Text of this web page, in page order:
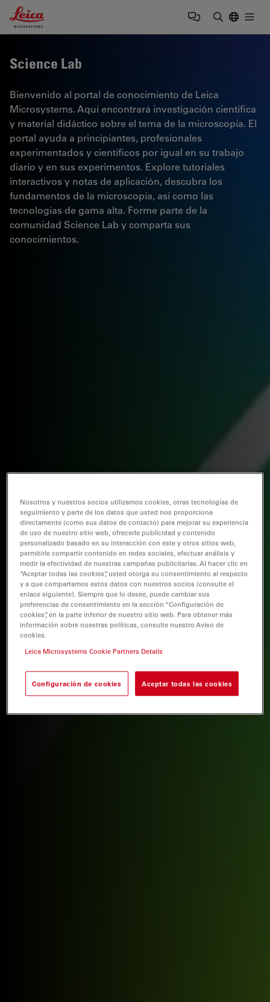
Leica Microsystems Logo
Science Lab
Bienvenido al portal de conocimiento de Leica
Microsystems. Aquí encontrará investigación científica
y material didáctico sobre el tema de la microscopía. El
portal ayuda a principiantes, profesionales
experimentados y científicos por igual en su trabajo
diario y en sus experimentos. Explore tutoriales
interactivos y notas de aplicación, descubra los
fundamentos de la microscopía, así como las
tecnologías de gama alta. Forme parte de la
comunidad Science Lab y comparta sus
conocimientos.
Nosotros y nuestros socios utilizamos cookies, otras tecnologías de
seguimiento y parte de los datos que usted nos proporciona
directamente (como sus datos de contacto) para mejorar su experiencia
de uso de nuestro sitio web, ofrecerle publicidad y contenido
personalizado basado en su interacción con este y otros sitios web,
permitirle compartir contenido en redes sociales, efectuar análisis y
medir la efectividad de nuestras campañas publicitarias. Al hacer clic en
“Aceptar todas las cookies”, usted otorga su consentimiento al respecto
y a que compartamos estos datos con nuestros socios (consulte el
enlace siguiente). Siempre que lo desee, puede cambiar sus
preferencias de consentimiento en la sección “Configuración de
cookies”, en la parte inferior de nuestro sitio web. Para obtener más
información sobre nuestras políticas, consulte nuestro Aviso de
cookies.
Leica Microsystems Cookie Partners Details
Configuración de cookies Aceptar todas las cookies